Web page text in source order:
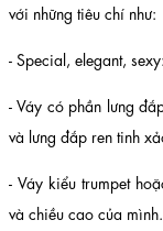
với những tiêu chí như:
- Special, elegant,
- Váy có phần lưng
và lưng đắp ren tinh
- Váy kiểu trumpet
và chiều cao của mình.